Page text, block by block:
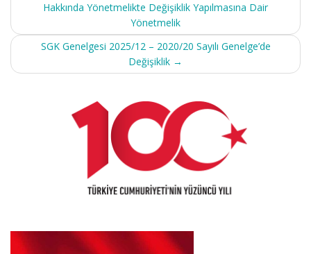
Hakkında Yönetmelikte Değişiklik Yapılmasına Dair
Yönetmelik
SGK Genelgesi 2025/12 – 2020/20 Sayılı Genelge’de
Değişiklik →